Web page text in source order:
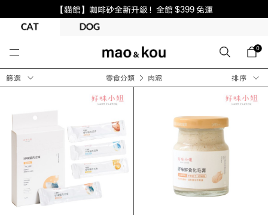
【貓館】咖啡砂全新升級！全館 $399 免運
0
篩選 排序
零食分類 肉泥